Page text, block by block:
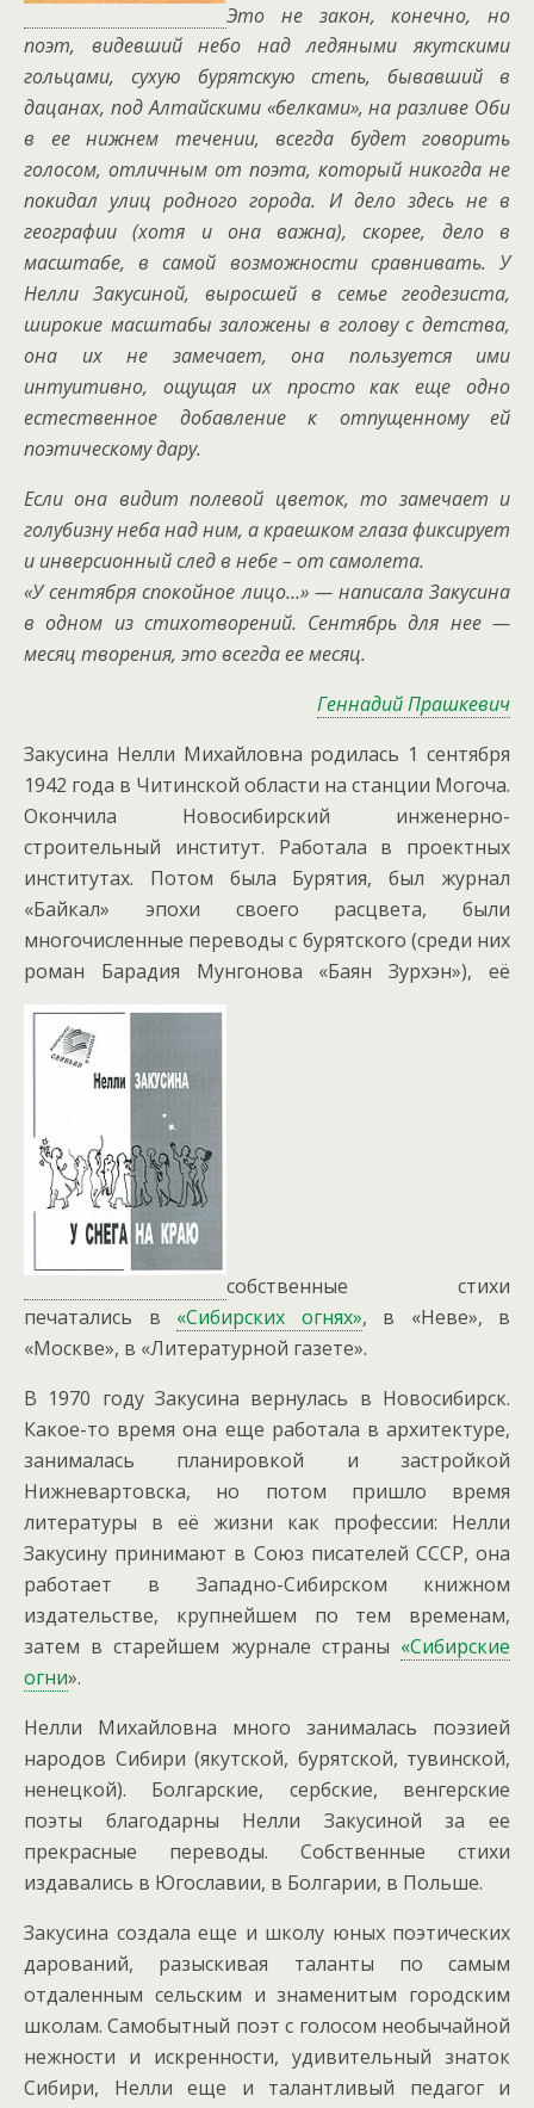
Это не закон, конечно, но
поэт, видевший небо над ледяными якутскими
гольцами, сухую бурятскую степь, бывавший в
дацанах, под Алтайскими «белками», на разливе Оби
в ее нижнем течении, всегда будет говорить
голосом, отличным от поэта, который никогда не
покидал улиц родного города. И дело здесь не в
географии (хотя и она важна), скорее, дело в
масштабе, в самой возможности сравнивать. У
Нелли Закусиной, выросшей в семье геодезиста,
широкие масштабы заложены в голову с детства,
она их не замечает, она пользуется ими
интуитивно, ощущая их просто как еще одно
естественное добавление к отпущенному ей
поэтическому дару.
Если она видит полевой цветок, то замечает и
голубизну неба над ним, а краешком глаза фиксирует
и инверсионный след в небе – от самолета.
«У сентября спокойное лицо…» — написала Закусина
в одном из стихотворений. Сентябрь для нее —
месяц творения, это всегда ее месяц.
Геннадий Прашкевич
Закусина Нелли Михайловна родилась 1 сентября
1942 года в Читинской области на станции Могоча.
Окончила Новосибирский инженерно-
строительный институт. Работала в проектных
институтах. Потом была Бурятия, был журнал
«Байкал» эпохи своего расцвета, были
многочисленные переводы с бурятского (среди них
роман Барадия Мунгонова «Баян Зурхэн»), её
собственные стихи
печатались в «Сибирских огнях», в «Неве», в
«Москве», в «Литературной газете».
В 1970 году Закусина вернулась в Новосибирск.
Какое-то время она еще работала в архитектуре,
занималась планировкой и застройкой
Нижневартовска, но потом пришло время
литературы в её жизни как профессии: Нелли
Закусину принимают в Союз писателей СССР, она
работает в Западно-Сибирском книжном
издательстве, крупнейшем по тем временам,
затем в старейшем журнале страны «Сибирские
огни».
Нелли Михайловна много занималась поэзией
народов Сибири (якутской, бурятской, тувинской,
ненецкой). Болгарские, сербские, венгерские
поэты благодарны Нелли Закусиной за ее
прекрасные переводы. Собственные стихи
издавались в Югославии, в Болгарии, в Польше.
Закусина создала еще и школу юных поэтических
дарований, разыскивая таланты по самым
отдаленным сельским и знаменитым городским
школам. Самобытный поэт с голосом необычайной
нежности и искренности, удивительный знаток
Сибири, Нелли еще и талантливый педагог и